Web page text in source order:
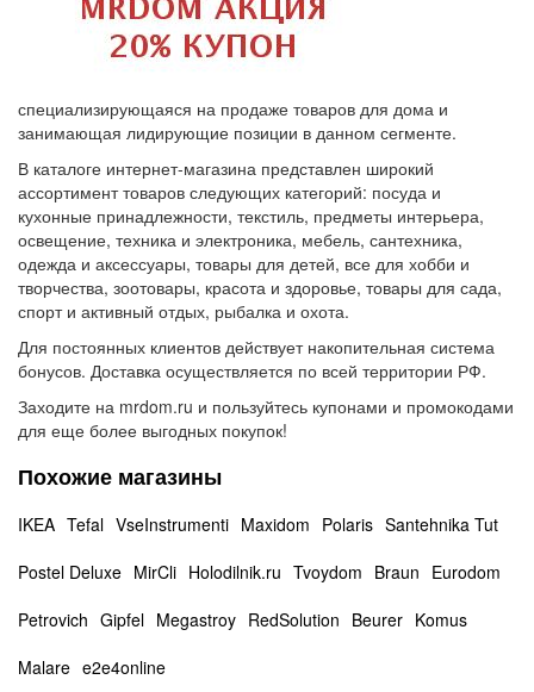
специализирующаяся на продаже товаров для дома и
занимающая лидирующие позиции в данном сегменте.
В каталоге интернет-магазина представлен широкий
ассортимент товаров следующих категорий: посуда и
кухонные принадлежности, текстиль, предметы интерьера,
освещение, техника и электроника, мебель, сантехника,
одежда и аксессуары, товары для детей, все для хобби и
творчества, зоотовары, красота и здоровье, товары для сада,
спорт и активный отдых, рыбалка и охота.
Для постоянных клиентов действует накопительная система
бонусов. Доставка осуществляется по всей территории РФ.
Заходите на mrdom.ru и пользуйтесь купонами и промокодами
для еще более выгодных покупок!
Похожие магазины
IKEA Tefal VseInstrumenti Maxidom Polaris Santehnika Tut
Postel Deluxe MirCli Holodilnik.ru Tvoydom Braun Eurodom
Petrovich Gipfel Megastroy RedSolution Beurer Komus
Malare e2e4online